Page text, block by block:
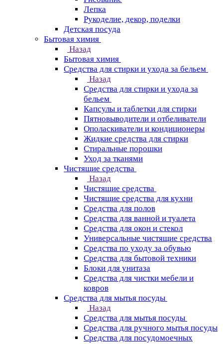
Лепка
Рукоделие, декор, поделки
Детская посуда
Бытовая химия
Назад
Бытовая химия
Средства для стирки и ухода за бельем
Назад
Средства для стирки и ухода за
бельем
Капсулы и таблетки для стирки
Пятновыводители и отбеливатели
Ополаскиватели и кондиционеры
Жидкие средства для стирки
Стиральные порошки
Уход за тканями
Чистящие средства
Назад
Чистящие средства
Чистящие средства для кухни
Средства для полов
Средства для ванной и туалета
Средства для окон и стекол
Универсальные чистящие средства
Средства по уходу за обувью
Средства для бытовой техники
Блоки для унитаза
Средства для чистки мебели и
ковров
Средства для мытья посуды
Назад
Средства для мытья посуды
Средства для ручного мытья посуды
Средства для посудомоечных